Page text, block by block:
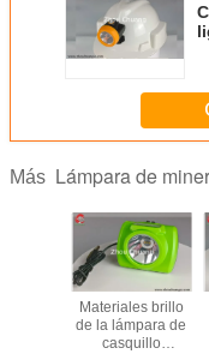
Más Lámpara de
Materiales brillo
de la lámpara de
casquillo